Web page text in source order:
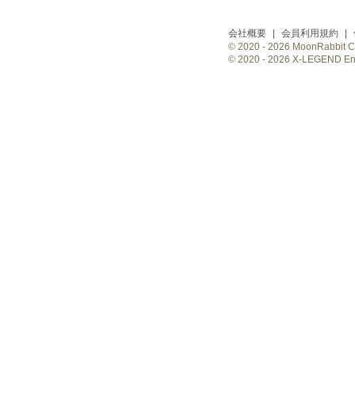
会社概要 会員利用規約
© 2020 - 2026 MoonRabbit
© 2020 - 2026 X-LEGEND